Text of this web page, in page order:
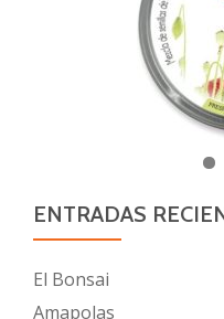
ENTRADAS
El Bonsai
Amapolas